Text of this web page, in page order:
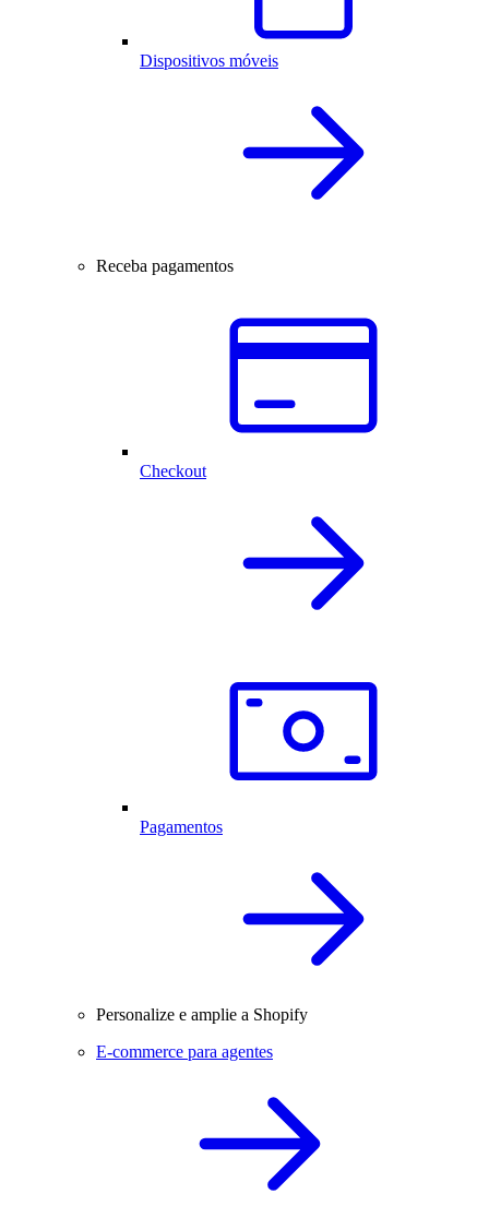
Dispositivos móveis
Receba pagamentos
Checkout
Pagamentos
Personalize e amplie a Shopify
E-commerce para agentes